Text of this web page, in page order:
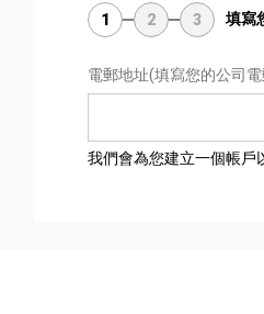
1 2 3 填寫
電郵地址(填寫您的公司
我們會為您建立一個帳戶